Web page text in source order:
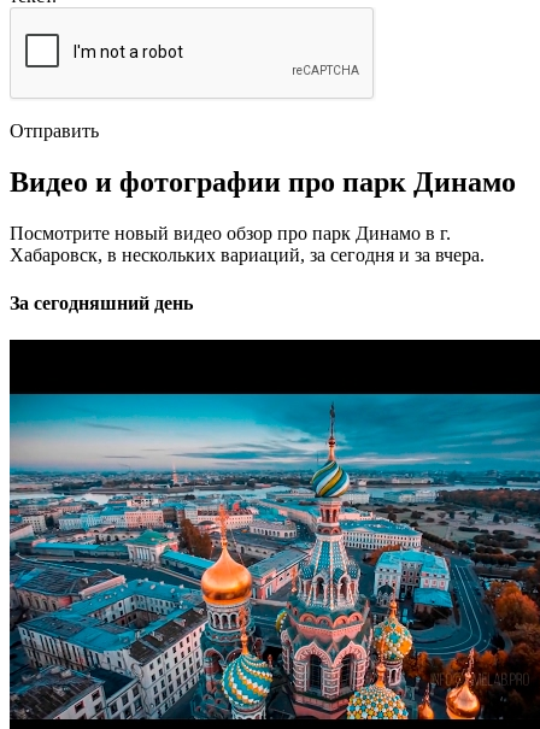
Отправить
Видео и фотографии про парк Динамо
Посмотрите новый видео обзор про парк Динамо в г.
Хабаровск, в нескольких вариаций, за сегодня и за вчера.
За сегодняшний день